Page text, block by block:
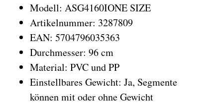
Modell: ASG4160IONE SIZE
Artikelnummer: 3287809
EAN: 5704796035363
Durchmesser: 96 cm
Material: PVC und PP
Einstellbares Gewicht: Ja, Segmente
können mit oder ohne Gewicht